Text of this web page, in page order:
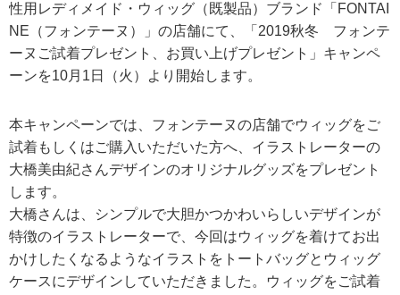
性用レディメイド・ウィッグ（既製品）ブランド「FONTAI
NE（フォンテーヌ）」の店舗にて、「2019秋冬 フォンテ
ーヌご試着プレゼント、お買い上げプレゼント」キャンペ
ーンを10月1日（火）より開始します。
本キャンペーンでは、フォンテーヌの店舗でウィッグをご
試着もしくはご購入いただいた方へ、イラストレーターの
大橋美由紀さんデザインのオリジナルグッズをプレゼント
します。
大橋さんは、シンプルで大胆かつかわいらしいデザインが
特徴のイラストレーターで、今回はウィッグを着けてお出
かけしたくなるようなイラストをトートバッグとウィッグ
ケースにデザインしていただきました。ウィッグをご試着